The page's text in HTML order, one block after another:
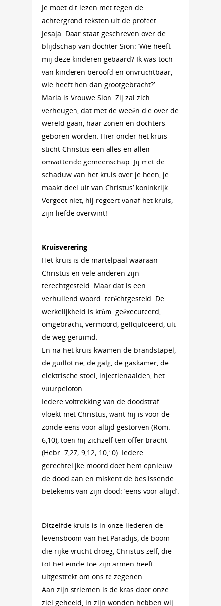
Je moet dit lezen met tegen de
achtergrond teksten uit de profeet
Jesaja. Daar staat geschreven over de
blijdschap van dochter Sion: ‘Wie heeft
mij deze kinderen gebaard? Ik was toch
van kinderen beroofd en onvruchtbaar,
wie heeft hen dan grootgebracht?’
Maria is Vrouwe Sion. Zij zal zich
verheugen, dat met de weeën die over de
wereld gaan, haar zonen en dochters
geboren worden. Hier onder het kruis
sticht Christus een alles en allen
omvattende gemeenschap. Jij met de
schaduw van het kruis over je heen, je
maakt deel uit van Christus’ koninkrijk.
Vergeet niet, hij regeert vanaf het kruis,
zijn liefde overwint!
Kruisverering
Het kruis is de martelpaal waaraan
Christus en vele anderen zijn
terechtgesteld. Maar dat is een
verhullend woord: teréchtgesteld. De
werkelijkheid is kròm: geëxecuteerd,
omgebracht, vermoord, geliquideerd, uit
de weg geruimd.
En na het kruis kwamen de brandstapel,
de guillotine, de galg, de gaskamer, de
elektrische stoel, injectienaalden, het
vuurpeloton.
Iedere voltrekking van de doodstraf
vloekt met Christus, want hij is voor de
zonde eens voor altijd gestorven (Rom.
6,10), toen hij zichzelf ten offer bracht
(Hebr. 7,27; 9,12; 10,10). Iedere
gerechtelijke moord doet hem opnieuw
de dood aan en miskent de beslissende
betekenis van zijn dood: ‘eens voor altijd’.
Ditzelfde kruis is in onze liederen de
levensboom van het Paradijs, de boom
die rijke vrucht droeg, Christus zelf, die
tot het einde toe zijn armen heeft
uitgestrekt om ons te zegenen.
Aan zijn striemen is de kras door onze
ziel geheeld, in zijn wonden hebben wij